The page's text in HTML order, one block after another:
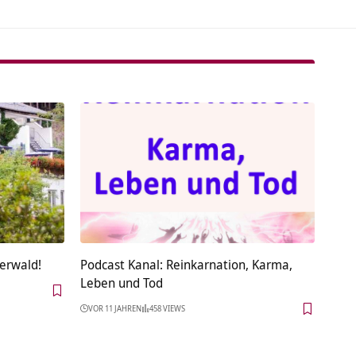
Podcast Kanal: Reinkarnation, Karma,
Leben und Tod
VOR 11 JAHREN 458 VIEWS